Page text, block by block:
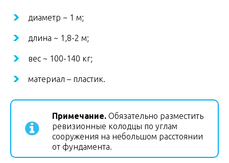
диаметр ~ 1 м;
длина ~ 1,8-2 м;
вес ~ 100-140 кг;
материал – пластик.
Примечание. Обязательно разместить
ревизионные колодцы по углам
сооружения на небольшом расстоянии
от фундамента.